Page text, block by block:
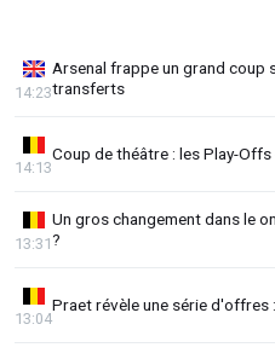
Arsenal frappe un grand coup
transferts
14:23
Coup de théâtre : les Play-
14:13
Un gros changement dans le
?
13:31
Praet révèle une série d'offres
13:04